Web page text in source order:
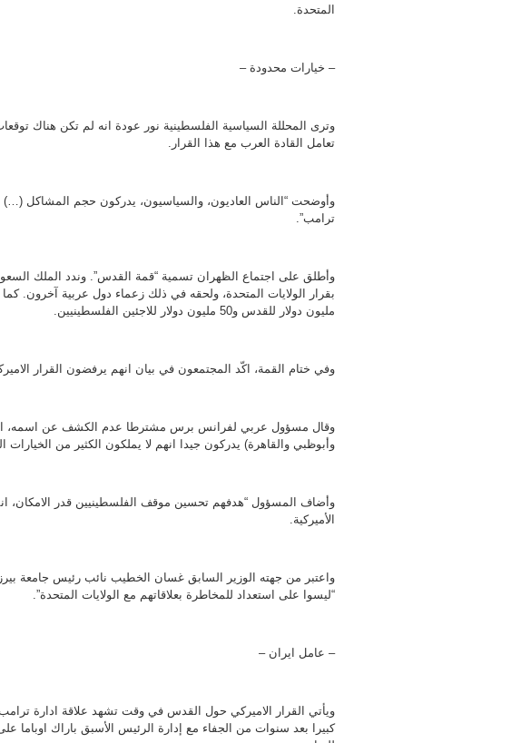
المتحدة.
– خيارات محدودة –
وترى المحللة السياسية الفلسطينية نور عودة انه لم تكن هناك
تعامل القادة العرب مع هذا القرار.
وأوضحت “الناس العاديون، والسياسيون، يدركون حجم المشاكل (…)
ترامب”.
وأطلق على اجتماع الظهران تسمية “قمة القدس”. وندد الملك
مليون دولار للقدس و50 مليون دولار للاجئين الفلسطينيين.
وفي ختام القمة، اكّد المجتمعون في بيان انهم يرفضون القرار
وقال مسؤول عربي لفرانس برس مشترطا عدم الكشف عن اسمه،
وأبوظبي والقاهرة) يدركون جيدا انهم لا يملكون الكثير من الخيارات
وأضاف المسؤول “هدفهم تحسين موقف الفلسطينيين قدر الامكان،
الأميركية.
واعتبر من جهته الوزير السابق غسان الخطيب نائب رئيس جامعة
“ليسوا على استعداد للمخاطرة بعلاقاتهم مع الولايات المتحدة”.
– عامل ايران –
ويأتي القرار الاميركي حول القدس في وقت تشهد علاقة ادارة ترامب
كبيرا بعد سنوات من الجفاء مع إدارة الرئيس الأسبق باراك اوباما